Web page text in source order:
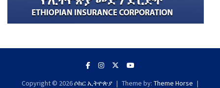
Copyright © 2026ሶከር ኢትዮጵያ Theme by: Theme Horse